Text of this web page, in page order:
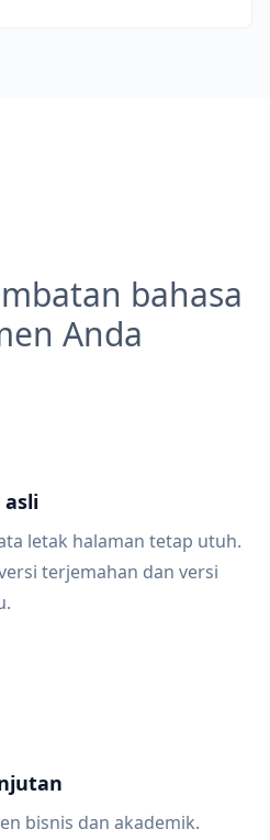
bahasa
Anda
letak halaman tetap utuh.
terjemahan dan versi
bisnis dan akademik.